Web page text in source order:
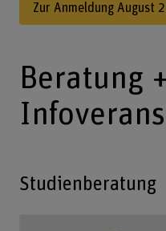
Zur Anmeldung August
Beratung +
Studienberatung